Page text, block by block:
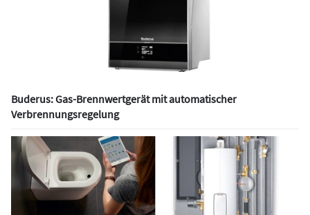
Buderus: Gas-Brennwertgerät mit automatischer
Verbrennungsregelung